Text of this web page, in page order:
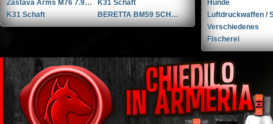
Zastava Arms M76 7.92x57mm Mauser / 8mm Mauser / 8x57 JS
K31 Schaft
K31 Schaft
BERETTA BM59 SCHNELLFEUER GEWEHR
Hunde
Luftdruckwaffen /
Verschiedenes
Fischerei